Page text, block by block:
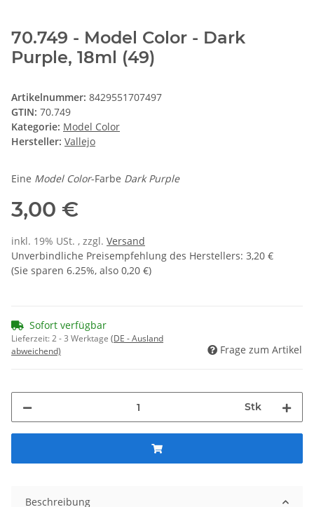
70.749 - Model Color - Dark
Purple, 18ml (49)
Artikelnummer: 8429551707497
GTIN: 70.749
Kategorie: Model Color
Hersteller: Vallejo
Eine Model Color-Farbe Dark Purple
3,00 €
inkl. 19% USt. , zzgl. Versand
Unverbindliche Preisempfehlung des Herstellers: 3,20 €
(Sie sparen 6.25%, also 0,20 €)
Sofort verfügbar
Lieferzeit:2 - 3 Werktage (DE - Ausland
abweichend)
Frage zum Artikel
Stk
Beschreibung